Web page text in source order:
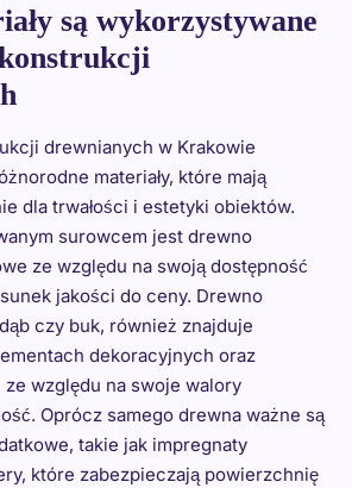
są wykorzystywane
drewnianych w Krakowie
materiały, które mają
dla trwałości i estetyki obiektów.
surowcem jest drewno
ze względu na swoją dostępność
jakości do ceny. Drewno
czy buk, również znajduje
dekoracyjnych oraz
względu na swoje walory
Oprócz samego drewna ważne są
takie jak impregnaty
które zabezpieczają powierzchnię